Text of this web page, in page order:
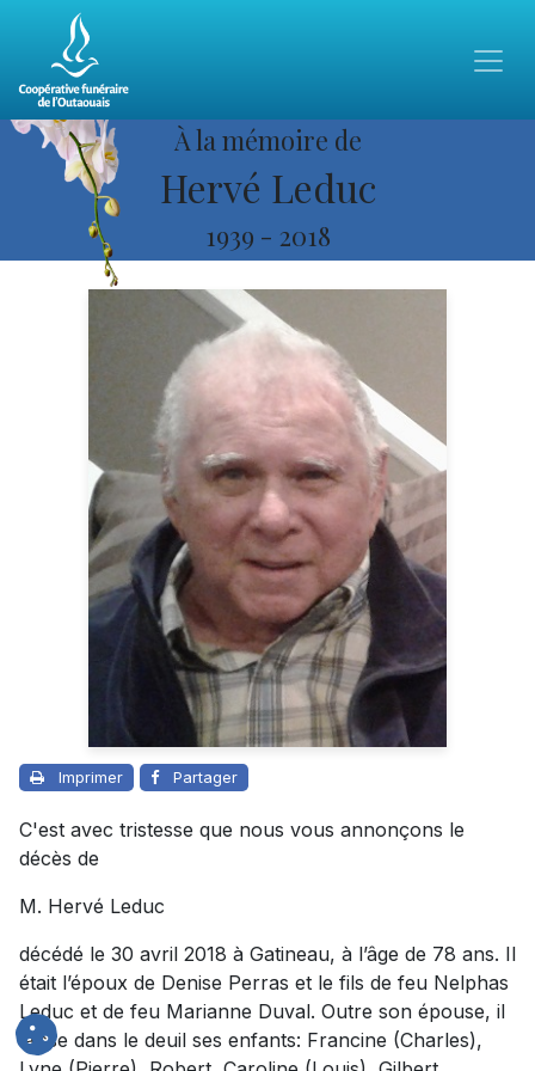
À la mémoire de
Hervé Leduc
1939 - 2018
Imprimer Partager
C'est avec tristesse que nous vous annonçons le
décès de
M. Hervé Leduc
décédé le 30 avril 2018 à Gatineau, à l’âge de 78 ans. Il
était l’époux de Denise Perras et le fils de feu Nelphas
Leduc et de feu Marianne Duval. Outre son épouse, il
laisse dans le deuil ses enfants: Francine (Charles),